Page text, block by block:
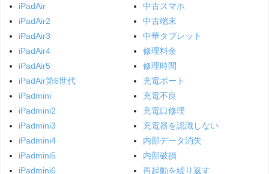
iPadAir
iPadAir2
iPadAir3
iPadAir4
iPadAir5
iPadAir第6世代
iPadmini
iPadmini2
iPadmini3
iPadmini4
iPadmini5
iPadmini6
中古スマホ
中古端末
中華タブレット
修理料金
修理時間
充電ポート
充電不良
充電口修理
充電器を認識しない
内部データ消失
内部破損
再起動を繰り返す